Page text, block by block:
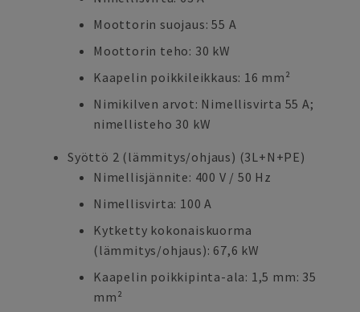
Moottorin suojaus: 55 A
Moottorin teho: 30 kW
Kaapelin poikkileikkaus: 16 mm²
Nimikilven arvot: Nimellisvirta 55 A;
nimellisteho 30 kW
Syöttö 2 (lämmitys/ohjaus) (3L+N+PE)
Nimellisjännite: 400 V / 50 Hz
Nimellisvirta: 100 A
Kytketty kokonaiskuorma
(lämmitys/ohjaus): 67,6 kW
Kaapelin poikkipinta-ala: 1,5 mm: 35
mm²